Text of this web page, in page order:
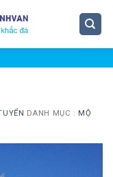
DANH MỤC : MỘ